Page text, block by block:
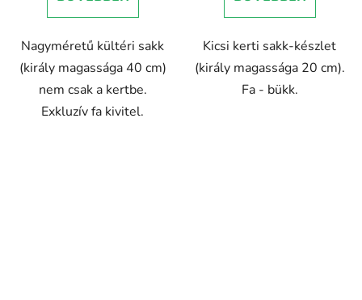
Nagyméretű kültéri sakk
(király magassága 40 cm)
nem csak a kertbe.
Exkluzív fa kivitel.
Kicsi kerti sakk-készlet
(király magassága 20 cm).
Fa - bükk.